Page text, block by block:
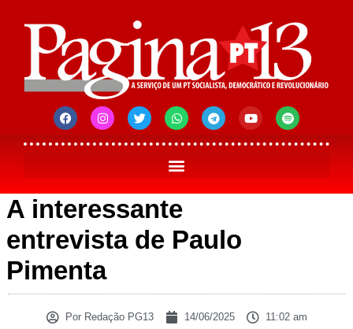
A interessante
entrevista de Paulo
Pimenta
PorRedação PG13 14/06/2025
11:02 am